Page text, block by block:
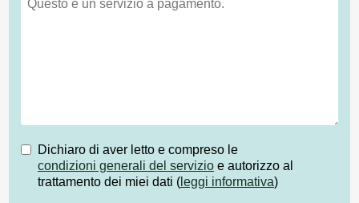
Dichiaro di aver letto e compreso le
condizioni generali del servizio e autorizzo al
trattamento dei miei dati ( leggi informativa)